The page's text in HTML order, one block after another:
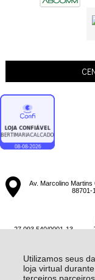
Utilizamos seus
loja virtual
Av. Marcolino Martins
88701-
27.093.540/0001-13 -